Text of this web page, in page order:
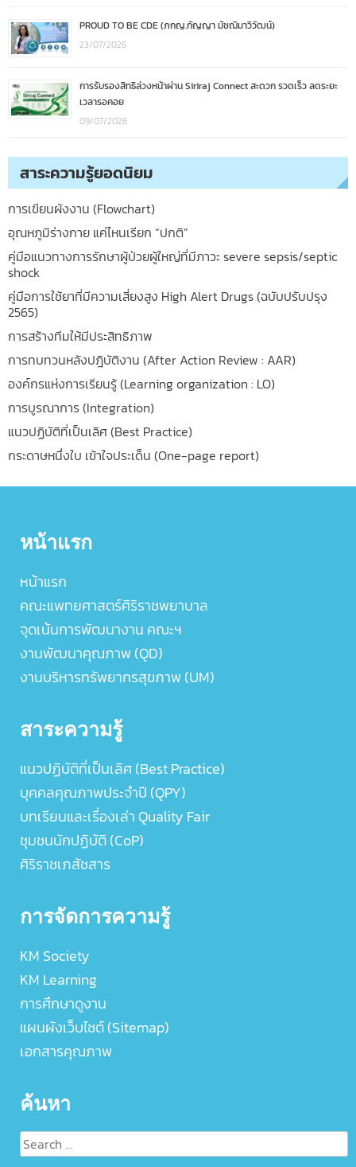
PROUD TO BE CDE (ภกญ.กัญญา มัชฌิมาวิวัฒน์)
23/07/2026
การรับรองสิทธิล่วงหน้าผ่าน Siriraj Connect สะดวก รวดเร็ว ลดระยะ
เวลารอคอย
09/07/2026
สาระความรู้ยอดนิยม
การเขียนผังงาน (Flowchart)
อุณหภูมิร่างกาย แค่ไหนเรียก “ปกติ”
คู่มือแนวทางการรักษาผู้ป่วยผู้ใหญ่ที่มีภาวะ severe sepsis/septic
shock
คู่มือการใช้ยาที่มีความเสี่ยงสูง High Alert Drugs (ฉบับปรับปรุง
2565)
การสร้างทีมให้มีประสิทธิภาพ
การทบทวนหลังปฎิบัติงาน (After Action Review : AAR)
องค์กรแห่งการเรียนรู้ (Learning organization : LO)
การบูรณาการ (Integration)
แนวปฏิบัติที่เป็นเลิศ (Best Practice)
กระดาษหนึ่งใบ เข้าใจประเด็น (One-page report)
หน้าแรก
หน้าแรก
คณะแพทยศาสตร์ศิริราชพยาบาล
จุดเน้นการพัฒนางาน คณะฯ
งานพัฒนาคุณภาพ (QD)
งานบริหารทรัพยากรสุขภาพ (UM)
สาระความรู้
แนวปฏิบัติที่เป็นเลิศ (Best Practice)
บุคคลคุณภาพประจำปี (QPY)
บทเรียนและเรื่องเล่า Quality Fair
ชุมชนนักปฏิบัติ (CoP)
ศิริราชเภสัชสาร
การจัดการความรู้
KM Society
KM Learning
การศึกษาดูงาน
แผนผังเว็บไซต์ (Sitemap)
เอกสารคุณภาพ
ค้นหา
Search
for: